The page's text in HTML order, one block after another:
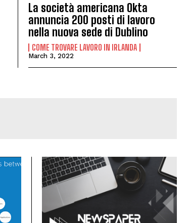
La società americana Okta
annuncia 200 posti di lavoro
nella nuova sede di Dublino
COME TROVARE LAVORO IN IRLANDA
March 3, 2022